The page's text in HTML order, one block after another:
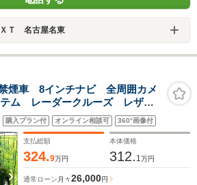
Ｔ 名古屋名東
煙車 8インチナビ 全周囲カメ
ム レーダークルーズ レザー
ター ドラレコ コーナーセン
インETC 純正18インチアル
購入プラン付 オンライン相談可 360°画像付
支払総額
324.9万円
本体価格
312. 1万円
通常ローン 月々26,000円